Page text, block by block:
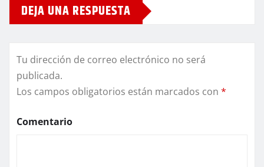
DEJA UNA RESPUESTA
Tu dirección de correo electrónico no será
publicada.
Los campos obligatorios están marcados con *
Comentario